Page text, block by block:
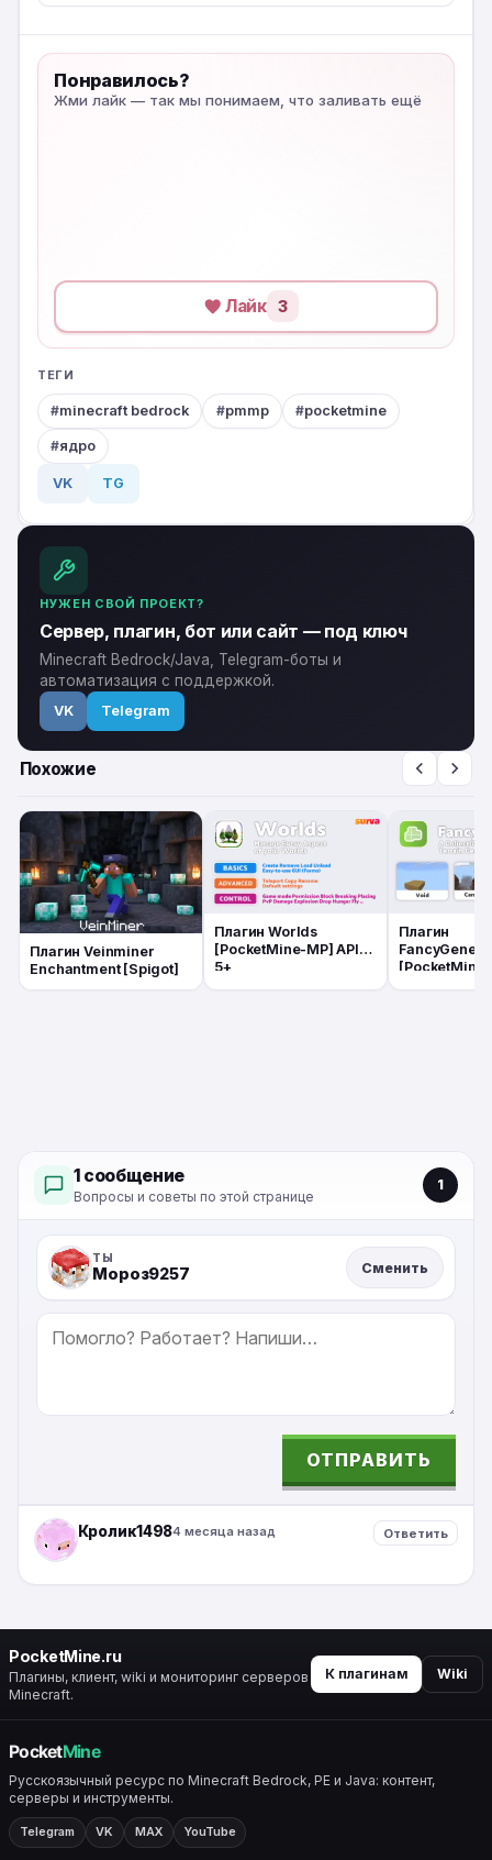
Понравилось?
Жми лайк — так мы понимаем, что заливать ещё
Лайк 3
ТЕГИ
minecraft bedrock pmmp pocketmine
ядро
VK TG
НУЖЕН СВОЙ ПРОЕКТ?
Сервер, плагин, бот или сайт — под ключ
Minecraft Bedrock/Java, Telegram-боты и
автоматизация с поддержкой.
VK Telegram
Похожие
Плагин Veinminer
Enchantment [Spigot]
Плагин Worlds
[PocketMine-MP] API
5+
Плагин
[PocketMine-
1 сообщение
Вопросы и советы по этой странице
1
ТЫ
Мороз9257 Сменить
СООБЩЕНИЕ
ОТПРАВИТЬ
Кролик14984 месяца назад Ответить
PocketMine.ru
Плагины, клиент, wiki и мониторинг серверов
Minecraft.
К плагинам Wiki
Русскоязычный ресурс по Minecraft Bedrock, PE и Java: контент,
серверы и инструменты.
Telegram VK MAX YouTube